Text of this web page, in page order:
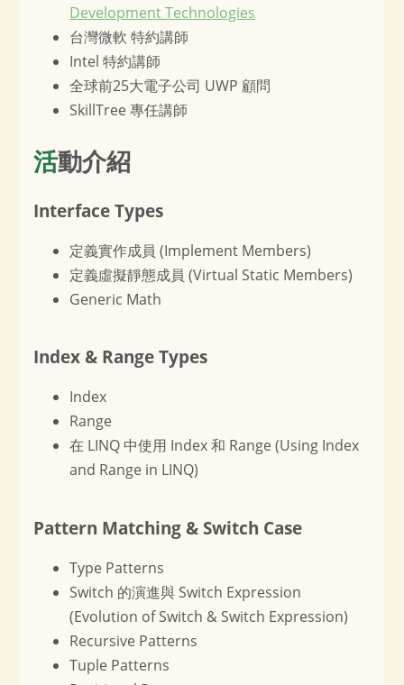
Development Technologies
台灣微軟 特約講師
Intel 特約講師
全球前25大電子公司 UWP 顧問
SkillTree 專任講師
活動介紹
Interface Types
定義實作成員 (Implement Members)
定義虛擬靜態成員 (Virtual Static Members)
Generic Math
Index & Range Types
Index
Range
在 LINQ 中使用 Index 和 Range (Using Index
and Range in LINQ)
Pattern Matching & Switch Case
Type Patterns
Switch 的演進與 Switch Expression
(Evolution of Switch & Switch Expression)
Recursive Patterns
Tuple Patterns